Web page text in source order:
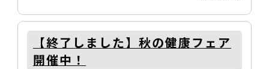
【終了しました】秋の健康フェア
開催中！